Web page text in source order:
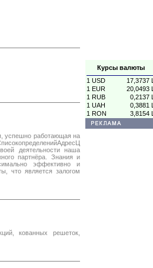
Курсы валюты
1 USD
17,3737 L
1 EUR
20,0493 L
1 RUB
0,2137 L
1 UAH
0,3881 L
1 RON
3,8154 L
успешно работающая на
деятельности наша
партнёра. Знания и
эффективно и
что является залогом
кованных решеток,